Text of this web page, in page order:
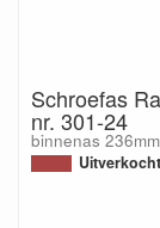
Schroefas
nr. 301-24
binnenas